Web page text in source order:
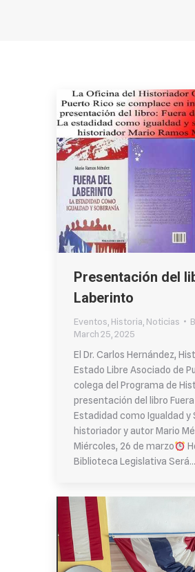
Presentación del
Laberinto
Eventos, Historia, Noticias
March 25, 2025
El Dr. Carlos Hernández,
Estado Libre Asociado de
colega del Programa de
presentación del libro
Estadidad como Igualdad y
historiador y autor Mario
Miércoles, 26 de marzo
Biblioteca Legislativa Será…